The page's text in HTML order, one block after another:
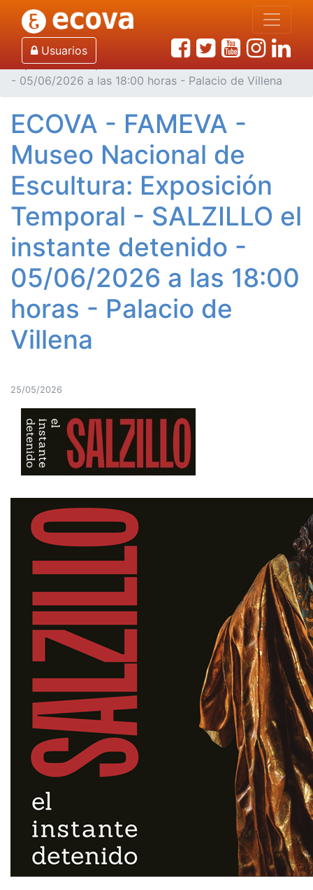
Usuarios
Inicio
Noticias de Ecova
ECOVA - FAMEVA - Museo Nacional de Escultura:
Exposición Temporal - SALZILLO el instante detenido
- 05/06/2026 a las 18:00 horas - Palacio de Villena
ECOVA - FAMEVA -
Museo Nacional de
Escultura: Exposición
Temporal - SALZILLO el
instante detenido -
05/06/2026 a las 18:00
horas - Palacio de
Villena
25/05/2026